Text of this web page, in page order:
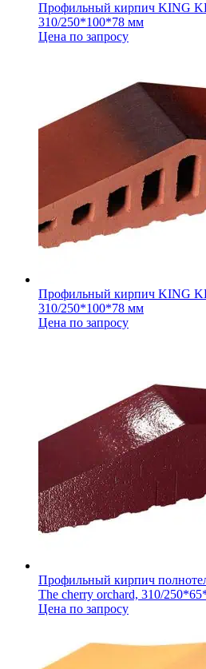
Профильный кирпич KING
310/250*100*78 мм
Цена по запросу
Профильный кирпич KING
310/250*100*78 мм
Цена по запросу
Профильный кирпич
The cherry orchard, 310/
Цена по запросу